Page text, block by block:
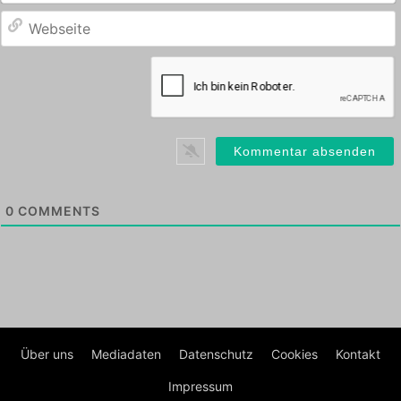
0 COMMENTS
Über uns Mediadaten Datenschutz Cookies Kontakt
Impressum